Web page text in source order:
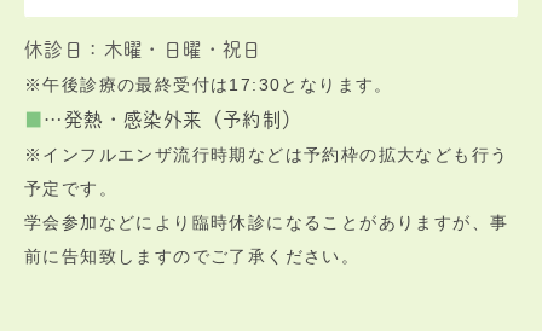
休診日：木曜・日曜・祝日
※午後診療の最終受付は17:30となります。
■…発熱・感染外来（予約制）
※インフルエンザ流行時期などは予約枠の拡大なども行う
予定です。
学会参加などにより臨時休診になることがありますが、事
前に告知致しますのでご了承ください。